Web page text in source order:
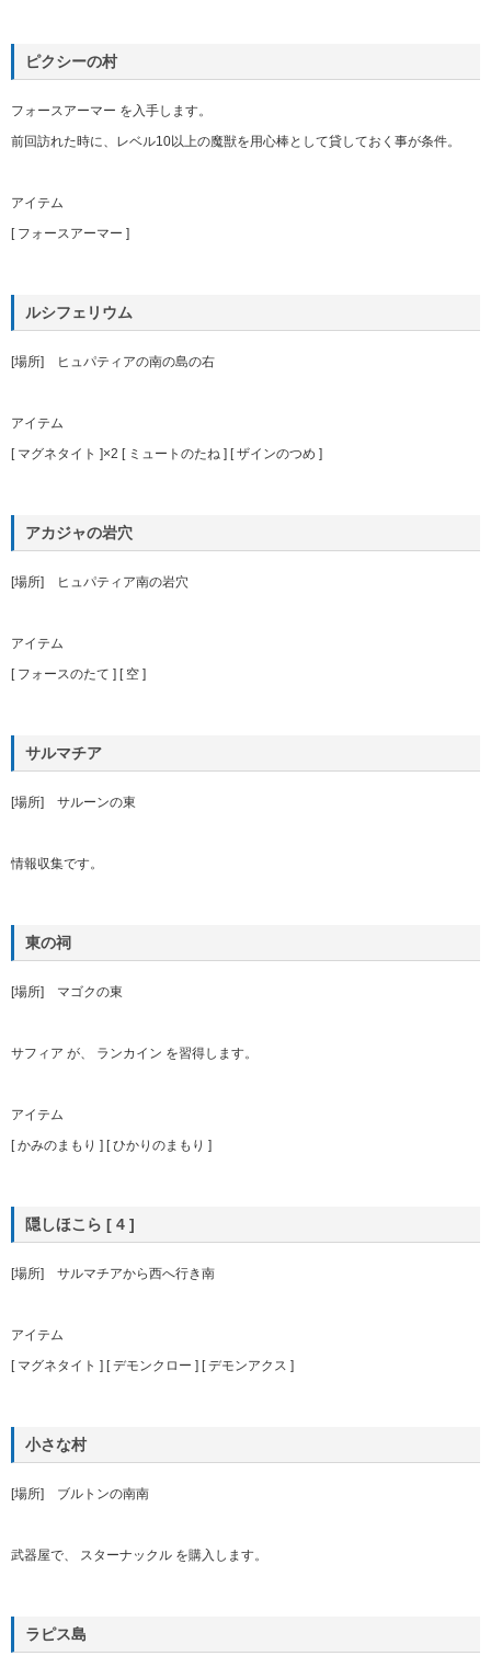
ピクシーの村
フォースアーマー を入手します。
前回訪れた時に、レベル10以上の魔獣を用心棒として貸しておく事が条件。
アイテム
[ フォースアーマー ]
ルシフェリウム
[場所] ヒュパティアの南の島の右
アイテム
[ マグネタイト ]×2 [ ミュートのたね ] [ ザインのつめ ]
アカジャの岩穴
[場所] ヒュパティア南の岩穴
アイテム
[ フォースのたて ] [ 空 ]
サルマチア
[場所] サルーンの東
情報収集です。
東の祠
[場所] マゴクの東
サフィア が、 ランカイン を習得します。
アイテム
[ かみのまもり ] [ ひかりのまもり ]
隠しほこら [ 4 ]
[場所] サルマチアから西へ行き南
アイテム
[ マグネタイト ] [ デモンクロー ] [ デモンアクス ]
小さな村
[場所] ブルトンの南南
武器屋で、 スターナックル を購入します。
ラピス島